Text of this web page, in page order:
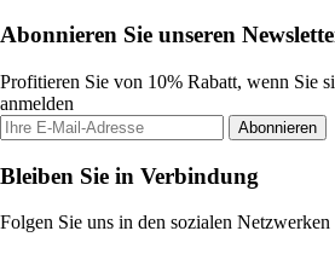
Abonnieren Sie unseren
Profitieren Sie von 10% Rabatt, wenn Sie
anmelden
Abonnieren
Bleiben Sie in Verbindung
Folgen Sie uns in den sozialen Netzwerken